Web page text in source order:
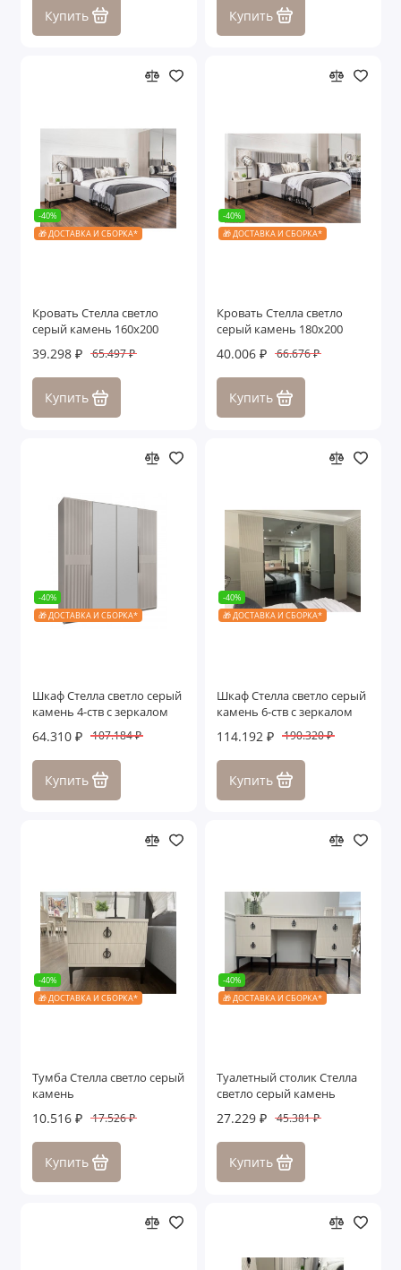
Купить Купить
-40%
🎁 ДОСТАВКА И СБОРКА*
Кровать Стелла светло
серый камень 160х200
39.298 ₽ 65.497 ₽
Купить
-40%
🎁 ДОСТАВКА И СБОРКА*
Кровать Стелла светло
серый камень 180х200
40.006 ₽ 66.676 ₽
Купить
-40%
🎁 ДОСТАВКА И СБОРКА*
Шкаф Стелла светло серый
камень 4-ств с зеркалом
64.310 ₽ 107.184 ₽
Купить
-40%
🎁 ДОСТАВКА И СБОРКА*
Шкаф Стелла светло серый
камень 6-ств с зеркалом
114.192 ₽ 190.320 ₽
Купить
-40%
🎁 ДОСТАВКА И СБОРКА*
Тумба Стелла светло серый
камень
10.516 ₽ 17.526 ₽
Купить
-40%
🎁 ДОСТАВКА И СБОРКА*
Туалетный столик Стелла
светло серый камень
27.229 ₽ 45.381 ₽
Купить